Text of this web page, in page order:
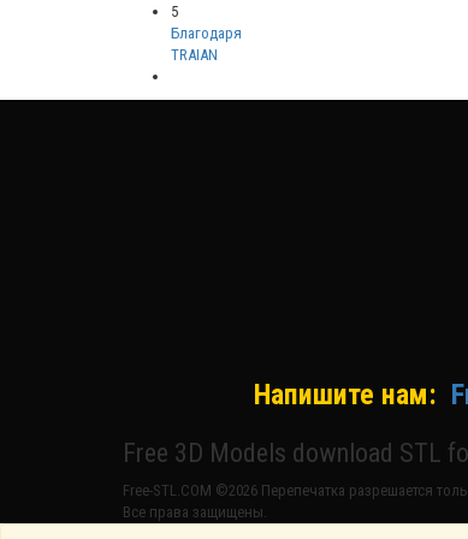
5
Благодаря
TRAIAN
Напишите нам:
Free 3D Models download STL
Free-STL.COM ©2026 Перепечатка разрешается
Все права защищены.